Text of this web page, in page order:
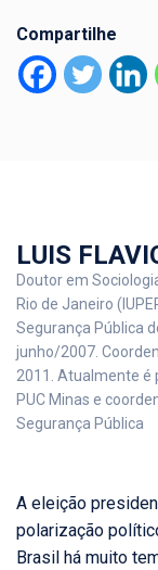
Compartilhe
LUIS
Doutor em
Rio de Janeiro
Segurança Pública
junho/2007.
2011. Atualmente é
PUC Minas e
Segurança Pública
A eleição
polarização
Brasil há muito